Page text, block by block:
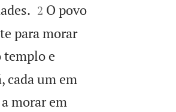

2 O povo
para morar
templo e
cada um em
morar em